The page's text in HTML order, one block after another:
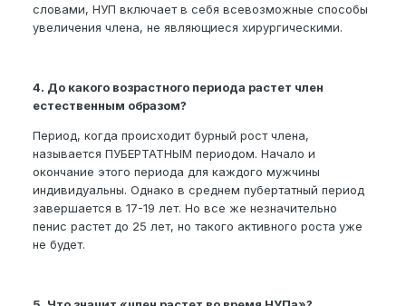
словами, НУП включает в себя всевозможные способы
увеличения члена, не являющиеся хирургическими.
4. До какого возрастного периода растет член
естественным образом?
Период, когда происходит бурный рост члена,
называется ПУБЕРТАТНЫМ периодом. Начало и
окончание этого периода для каждого мужчины
индивидуальны. Однако в среднем пубертатный период
завершается в 17-19 лет. Но все же незначительно
пенис растет до 25 лет, но такого активного роста уже
не будет.